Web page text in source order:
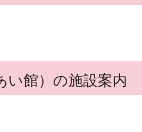
い館）の施設案内